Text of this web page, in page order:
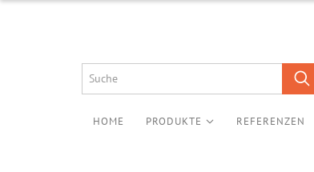
HOME PRODUKTE REFERENZEN